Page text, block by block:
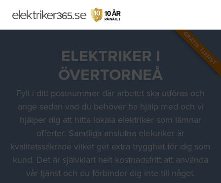
GRATIS TJÄNST
ELEKTRIKER I
ÖVERTORNEÅ
Fyll i ditt postnummer där arbetet ska utföras och
ange sedan vad du behöver ha hjälp med och vi
hjälper dig att hitta lokala elektriker som lämnar
offerter. Samtliga anslutna elektriker är
kvalitetssäkrade vilket get extra trygghet för dig som
kund. Det är självklart helt kostnadsfritt att använda
vår tjänst och du förbinder dig inte till något.